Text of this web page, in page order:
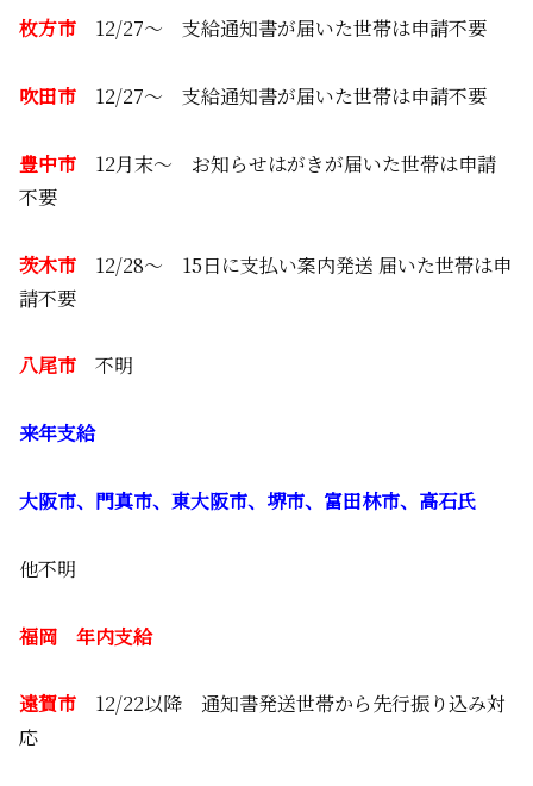
枚方市 12/27～ 支給通知書が届いた世帯は申請不要
吹田市 12/27～ 支給通知書が届いた世帯は申請不要
豊中市 12月末～ お知らせはがきが届いた世帯は申請
不要
茨木市 12/28～ 15日に支払い案内発送 届いた世帯は申
請不要
八尾市 不明
来年支給
大阪市、門真市、東大阪市、堺市、富田林市、高石氏
他不明
福岡 年内支給
遠賀市 12/22以降 通知書発送世帯から先行振り込み対
応